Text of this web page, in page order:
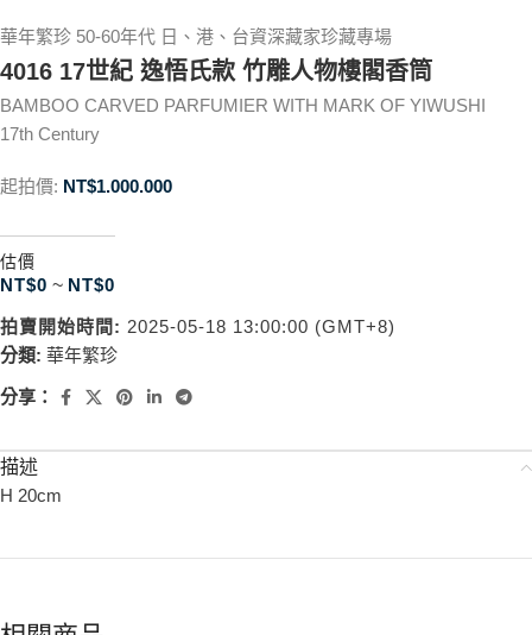
華年繁珍 50-60年代 日、港、台資深藏家珍藏專場
4016 17世紀 逸悟氏款 竹雕人物樓閣香筒
BAMBOO CARVED PARFUMIER WITH MARK OF YIWUSHI
17th Century
起拍價: NT$1.000.000
估價
NT$0 ~ NT$0
拍賣開始時間: 2025-05-18 13:00:00 (GMT+8)
分類: 華年繁珍
分享：
描述
H 20cm